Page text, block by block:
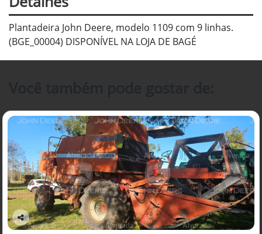
Plantadeira John Deere, modelo 1109 com 9 linhas.
(BGE_00004) DISPONÍVEL NA LOJA DE BAGÉ
Co